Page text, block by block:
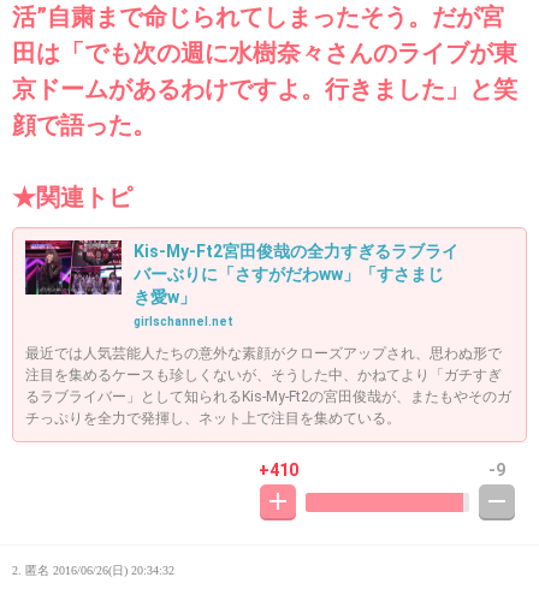
活”自粛まで命じられてしまったそう。だが宮
田は「でも次の週に水樹奈々さんのライブが東
京ドームがあるわけですよ。行きました」と笑
顔で語った。
★関連トピ
Kis-My-Ft2宮田俊哉の全力すぎるラブライ
バーぶりに「さすがだわww」「すさまじ
き愛w」
girlschannel.net
最近では人気芸能人たちの意外な素顔がクローズアップされ、思わぬ形で
注目を集めるケースも珍しくないが、そうした中、かねてより「ガチすぎ
るラブライバー」として知られるKis-My-Ft2の宮田俊哉が、またもやそのガ
チっぷりを全力で発揮し、ネット上で注目を集めている。
+410 -9
2. 匿名 2016/06/26(日) 20:34:32